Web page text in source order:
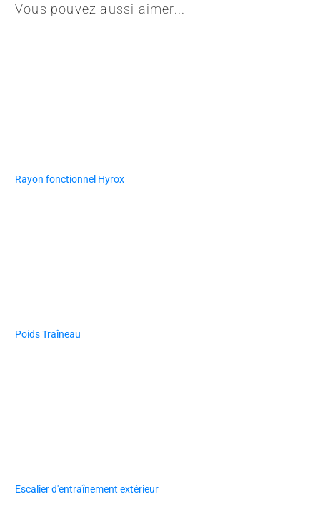
Vous pouvez aussi aimer...
Rayon fonctionnel Hyrox
Poids Traîneau
Escalier d'entraînement extérieur